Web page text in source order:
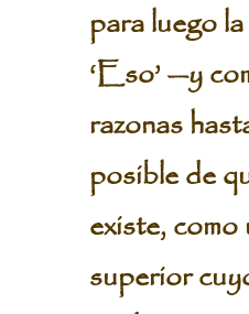
para luego
‘Eso’ —y
razonas
posible de
existe,
superior